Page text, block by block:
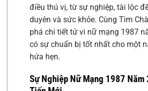
điều thú vị, từ sự nghiệp, tài lộc
duyên và sức khỏe. Cùng Tìm
phá chi tiết tử vi nữ mạng 1987
có sự chuẩn bị tốt nhất cho một
hứa hẹn.
Sự Nghiệp Nữ Mạng 1987